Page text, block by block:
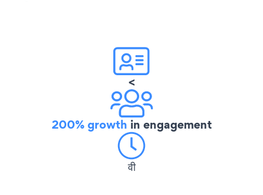
<
200% growth in engagement
वी